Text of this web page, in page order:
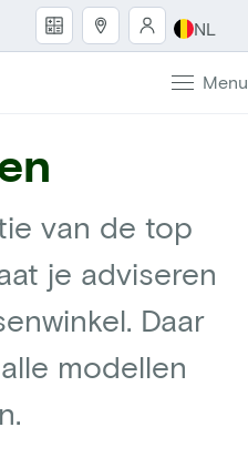
NL
Menu
van de top
je adviseren
Daar
modellen